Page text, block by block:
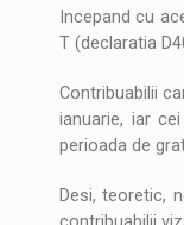
Incepand cu
T (declaratia
Contribuabilii
ianuarie, iar
perioada de
Desi, teoretic,